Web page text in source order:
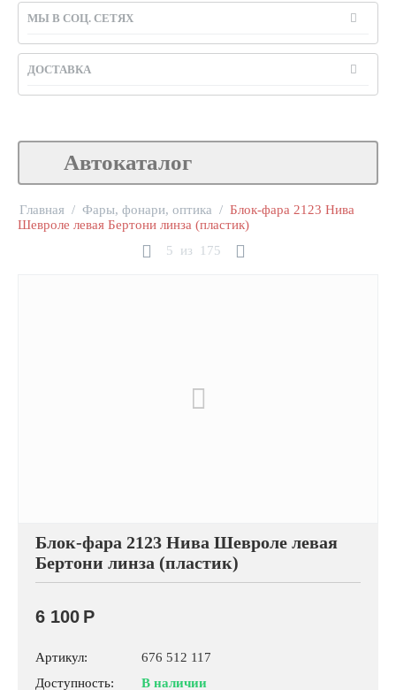
МЫ В СОЦ. СЕТЯХ
ДОСТАВКА
Автокаталог
Главная / Фары, фонари, оптика / Блок-фара 2123 Нива
Шевроле левая Бертони линза (пластик)
5
из 175
Блок-фара 2123 Нива Шевроле левая
Бертони линза (пластик)
6 100 Р
Артикул:
676 512 117
Доступность:
В наличии